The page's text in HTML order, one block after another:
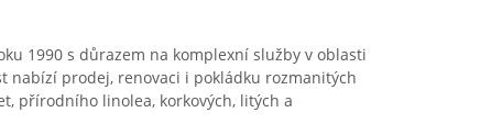
1990 s důrazem na komplexní služby v oblasti
nabízí prodej, renovaci i pokládku rozmanitých
přírodního linolea, korkových, litých a